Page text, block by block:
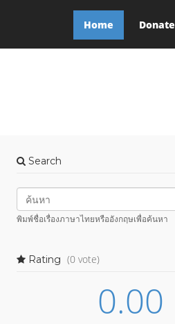
Home Donate
Search
พิมพ์ชื่อเรื่องภาษาไทยหรืออังกฤษเพื่อค้นหา
Rating (0 vote)
0.00